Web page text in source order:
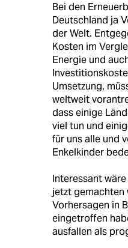
Bei den
Deutschland ja
der Welt.
Kosten im
Energie und
Umsetzung,
weltweit
dass einige
viel tun und
für uns alle und
Enkelkinder
Interessant
jetzt gemachten
Vorhersagen in
eingetroffen
ausfallen als